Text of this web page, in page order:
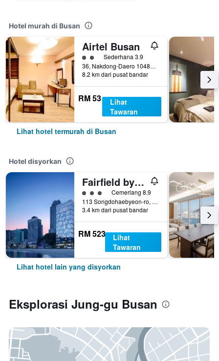
Hotel murah di Busan
Airtel Busan
penarafan kelas 2
Sederhana 3.9
36, Nakdong-Daero 1048Beon-Gil, Busan, Korea Selatan
8.2 km dari pusat bandar
RM 53
Lihat
Tawaran
Lihat hotel termurah di Busan
Hotel disyorkan
Fairfield by Marriott Busan Songdo Beach
penarafan kelas 3
Cemerlang 8.9
113 Songdohaebyeon-ro, Seo-gu, Busan, Korea Selatan
3.4 km dari pusat bandar
RM 523
Lihat
Tawaran
Lihat hotel lain yang disyorkan
Eksplorasi Jung-gu Busan